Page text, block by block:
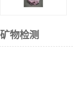
物检测